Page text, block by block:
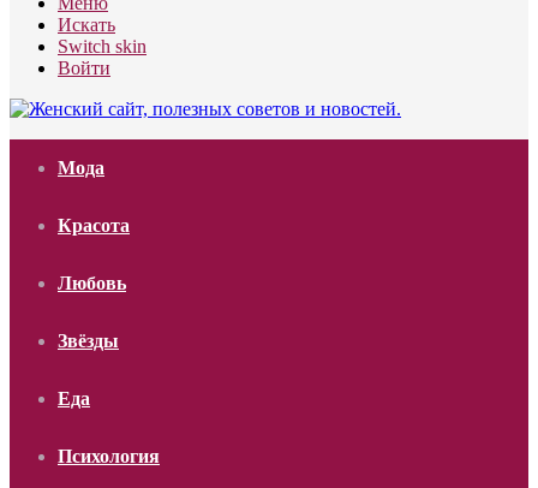
Искать
Switch skin
Войти
Мода
Красота
Любовь
Звёзды
Еда
Психология